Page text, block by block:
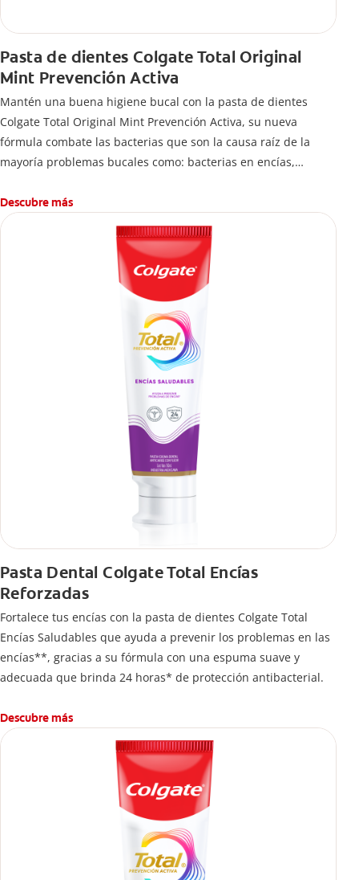
Pasta de dientes Colgate Total Original
Mint Prevención Activa
Mantén una buena higiene bucal con la pasta de dientes
Colgate Total Original Mint Prevención Activa, su nueva
fórmula combate las bacterias que son la causa raíz de la
mayoría problemas bucales como: bacterias en encías,
caries.
Descubre más
Pasta Dental Colgate Total Encías
Reforzadas
Fortalece tus encías con la pasta de dientes Colgate Total
Encías Saludables que ayuda a prevenir los problemas en las
encías**, gracias a su fórmula con una espuma suave y
adecuada que brinda 24 horas* de protección antibacterial.
Descubre más